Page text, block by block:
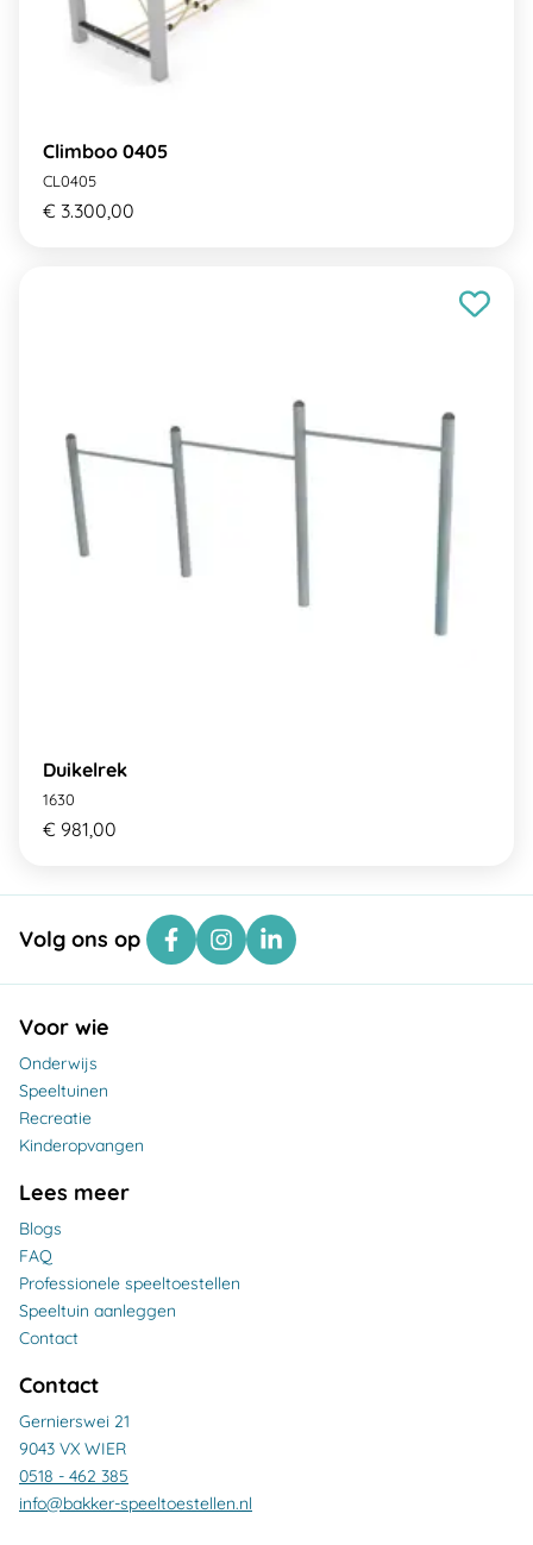
Climboo 0405
CL0405
€ 3.300,00
Duikelrek
1630
€ 981,00
Volg ons op
Voor wie
Onderwijs
Speeltuinen
Recreatie
Kinderopvangen
Lees meer
Blogs
FAQ
Professionele speeltoestellen
Speeltuin aanleggen
Contact
Contact
Gernierswei 21
9043 VX WIER
0518 - 462 385
info@bakker-speeltoestellen.nl